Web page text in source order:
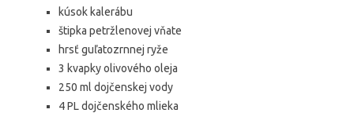
kúsok kalerábu
štipka petržlenovej vňate
hrsť guľatozrnnej ryže
3 kvapky olivového oleja
250 ml dojčenskej vody
4 PL dojčenského mlieka